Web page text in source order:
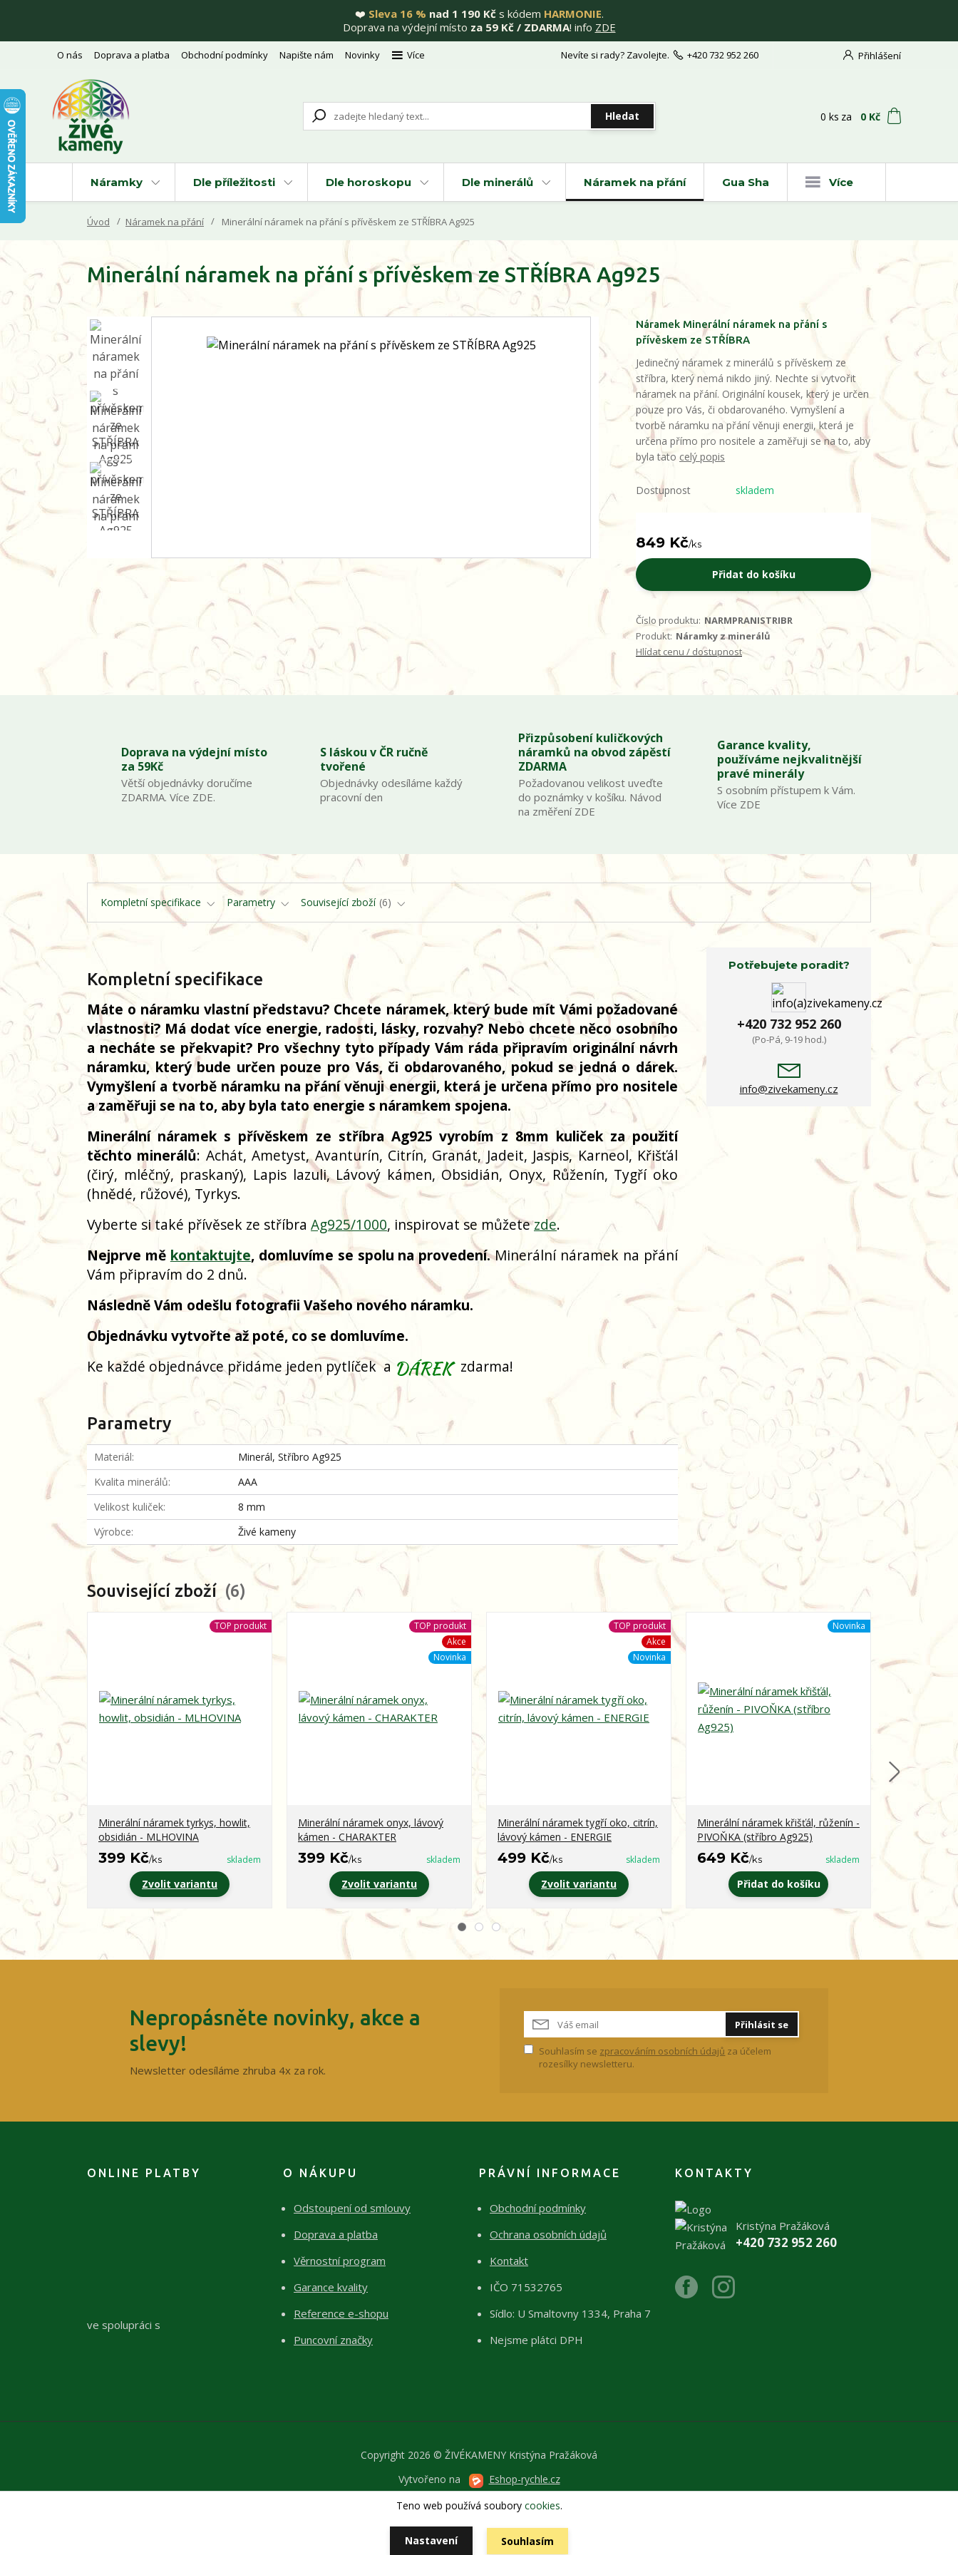
❤️ Sleva 16 % nad 1 190 Kčs kódem HARMONIE.
Doprava na výdejní místo za 59 Kč / ZDARMA! info ZDE
O nás Doprava a platba Obchodní podmínky Napište nám Novinky Více Přihlášení
Hledat
Nevíte si rady? Zavolejte. +420 732 952 260
0 ks za 0 Kč
Náramky Dle příležitosti Dle horoskopu Dle minerálů Náramek na přání Gua Sha Více
Úvod Náramek na přání Minerální náramek na přání s přívěskem ze STŘÍBRA Ag925
Minerální náramek na přání s přívěskem ze STŘÍBRA Ag925
Náramek Minerální náramek na přání s
přívěskem ze STŘÍBRA
Jedinečný náramek z minerálů s přívěskem ze
stříbra, který nemá nikdo jiný. Nechte si vytvořit
náramek na přání. Originální kousek, který je určen
pouze pro Vás, či obdarovaného. Vymyšlení a
tvorbě náramku na přání věnuji energii, která je
určena přímo pro nositele a zaměřuji se na to, aby
byla tato celý popis
Dostupnost skladem
849 Kč/ks
Přidat do košíku
Číslo produktu: NARMPRANISTRIBR
Produkt: Náramky z minerálů
Hlídat cenu / dostupnost
Doprava na výdejní místo
za 59Kč
Větší objednávky doručíme
ZDARMA. Více ZDE.
S láskou v ČR ručně
tvořené
Objednávky odesíláme každý
pracovní den
Přizpůsobení kuličkových
náramků na obvod zápěstí
ZDARMA
Požadovanou velikost uveďte
do poznámky v košíku. Návod
na změření ZDE
Garance kvality,
používáme nejkvalitnější
pravé minerály
S osobním přístupem k Vám.
Více ZDE
Kompletní specifikace Parametry Související zboží 6
Kompletní specifikace
Máte o náramku vlastní představu? Chcete náramek, který bude mít Vámi požadované
vlastnosti? Má dodat více energie, radosti, lásky, rozvahy? Nebo chcete něco osobního
a necháte se překvapit? Pro všechny tyto případy Vám ráda připravím originální návrh
náramku, který bude určen pouze pro Vás, či obdarovaného, pokud se jedná o dárek.
Vymyšlení a tvorbě náramku na přání věnuji energii, která je určena přímo pro nositele
a zaměřuji se na to, aby byla tato energie s náramkem spojena.
Minerální nárameks přívěskem ze stříbra Ag925 vyrobím z 8mm kuliček za použití
těchto minerálů: Achát, Ametyst, Avanturín, Citrín, Granát, Jadeit, Jaspis, Karneol, Křišťál
(čirý, mléčný, praskaný), Lapis lazuli, Lávový kámen, Obsidián, Onyx, Růženín, Tygří oko
(hnědé, růžové), Tyrkys.
Vyberte si také přívěsek ze stříbra Ag925/1000, inspirovat se můžetezde.
Nejprve mě kontaktujte, domluvíme se spolu na provedení.Minerální náramek na přání
Vám připravím do 2 dnů.
Následně Vám odešlu fotografii Vašeho nového náramku.
Objednávku vytvořte až poté, co se domluvíme.
Ke každé objednávce přidáme jeden pytlíčeka zdarma!
Parametry
Materiál
Minerál, Stříbro Ag925
Kvalita minerálů
AAA
Velikost kuliček
8 mm
Výrobce
Živé kameny
Potřebujete poradit?
+420 732 952 260
(Po-Pá, 9-19 hod.)
info@zivekameny.cz
Související zboží 6
TOP produkt
Minerální náramek tyrkys, howlit,
obsidián - MLHOVINA
399 Kč/ks skladem
Zvolit variantu
TOP produkt
Akce
Novinka
Minerální náramek onyx, lávový
kámen - CHARAKTER
399 Kč/ks skladem
Zvolit variantu
TOP produkt
Akce
Novinka
Minerální náramek tygří oko, citrín,
lávový kámen - ENERGIE
499 Kč/ks skladem
Zvolit variantu
Novinka
Minerální náramek křišťál, růženín -
PIVOŇKA (stříbro Ag925)
649 Kč/ks skladem
Přidat do košíku
Minerální
obsidián -
399 Kč
Nepropásněte novinky, akce a
slevy!
Newsletter odesíláme zhruba 4x za rok.
Přihlásit se
Souhlasím se zpracováním osobních údajů za účelem
rozesílky newsletteru.
ONLINE PLATBY
ve spolupráci s
O NÁKUPU
Odstoupení od smlouvy
Doprava a platba
Věrnostní program
Garance kvality
Reference e-shopu
Puncovní značky
PRÁVNÍ INFORMACE
Obchodní podmínky
Ochrana osobních údajů
Kontakt
IČO 71532765
Sídlo: U Smaltovny 1334, Praha 7
Nejsme plátci DPH
KONTAKTY
Kristýna Pražáková
+420 732 952 260
Copyright 2026 © ŽIVÉKAMENY Kristýna Pražáková
Vytvořeno na
Eshop-rychle.cz
Teno web používá soubory cookies.
Nastavení Souhlasím